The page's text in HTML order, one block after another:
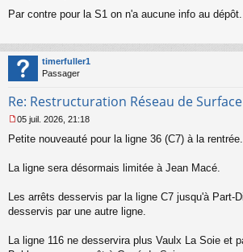
e
a
g
e
o
l
u
Par contre pour la S1 on n'a aucune info au dépôt...
timerfuller1
Passager
Re: Restructuration Réseau de
e
s
e
n
n
05 juil. 2026, 21:18
Petite nouveauté pour la ligne 36 (C7) à la rentrée.
La ligne sera désormais limitée à Jean Macé.
Les arrêts desservis par la ligne C7 jusqu'à Part-
desservis par une autre ligne.
La ligne 116 ne desservira plus Vaulx La Soie et